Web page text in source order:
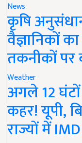
News
कृषि
वैज्ञानिकों
तकनीकों पर
Weather
अगले 12
कहर! यूपी,
राज्यों में